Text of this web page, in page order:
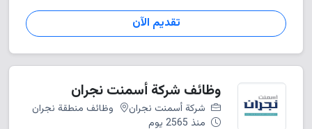
تقديم الآن
وظائف شركة أسمنت نجران
شركة أسمنت نجران
وظائف منطقة نجران
منذ 2565 يوم